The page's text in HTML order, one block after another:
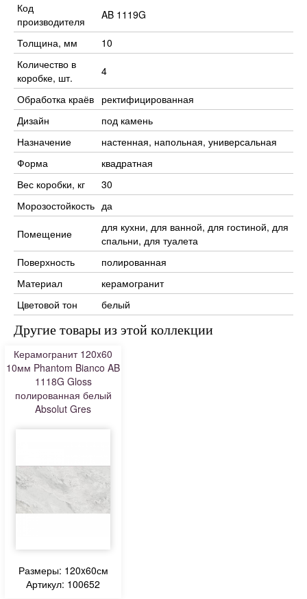
Код
производителя
AB 1119G
Толщина, мм
10
Количество в
коробке, шт.
4
Обработка краёв ректифицированная
Дизайн
под камень
Назначение
настенная, напольная, универсальная
Форма
квадратная
Вес коробки, кг
30
Морозостойкость да
Помещение
для кухни, для ванной, для гостиной, для
спальни, для туалета
Поверхность
полированная
Материал
керамогранит
Цветовой тон
белый
Другие товары из этой коллекции
Керамогранит 120x60
10мм Phantom Bianco AB
1118G Gloss
полированная белый
Absolut Gres
Размеры: 120x60см
Артикул: 100652